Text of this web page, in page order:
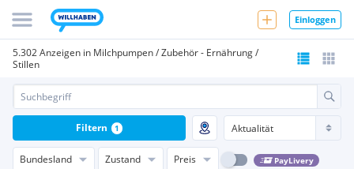
Einloggen
5.302 Anzeigen in Milchpumpen / Zubehör - Ernährung /
Stillen
Bundesland Zustand Preis PayLivery
Filtern 1